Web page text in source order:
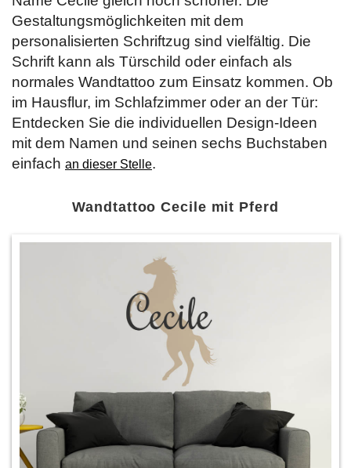
Gestaltungsmöglichkeiten mit dem
personalisierten Schriftzug sind vielfältig. Die
Schrift kann als Türschild oder einfach als
normales Wandtattoo zum Einsatz kommen. Ob
im Hausflur, im Schlafzimmer oder an der Tür:
Entdecken Sie die individuellen Design-Ideen
mit dem Namen und seinen sechs Buchstaben
einfach an dieser Stelle.
Wandtattoo Cecile mit Pferd